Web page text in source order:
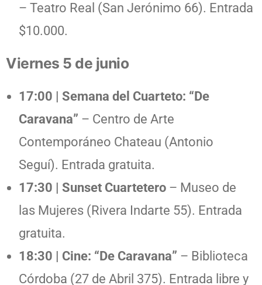
– Teatro Real (San Jerónimo 66). Entrada
$10.000.
Viernes 5 de junio
17:00 | Semana del Cuarteto: “De
Caravana” – Centro de Arte
Contemporáneo Chateau (Antonio
Seguí). Entrada gratuita.
17:30 | Sunset Cuartetero – Museo de
las Mujeres (Rivera Indarte 55). Entrada
gratuita.
18:30 | Cine: “De Caravana” – Biblioteca
Córdoba (27 de Abril 375). Entrada libre y